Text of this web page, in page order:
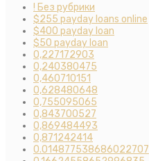
! Без рубрики
$255 payday loans online
$400 payday loan
$50 payday loan
0,227172903
0,240380475
0,460710151
0,628480648
0,755095065
0,843700527
0,869484493
0,871242414
0.014877538686022707